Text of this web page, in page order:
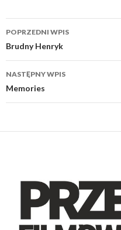
Nawigacja
wpisu
POPRZEDNI WPIS
Brudny Henryk
NASTĘPNY WPIS
Memories